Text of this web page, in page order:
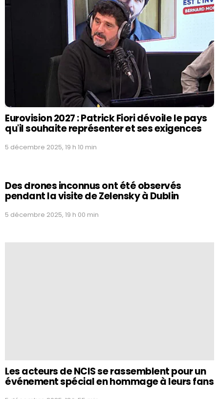
Eurovision 2027 : Patrick Fiori dévoile le pays
qu'il souhaite représenter et ses exigences
5 décembre 2025, 19 h 10 min
Des drones inconnus ont été observés
pendant la visite de Zelensky à Dublin
5 décembre 2025, 19 h 00 min
Les acteurs de NCIS se rassemblent pour un
événement spécial en hommage à leurs fans